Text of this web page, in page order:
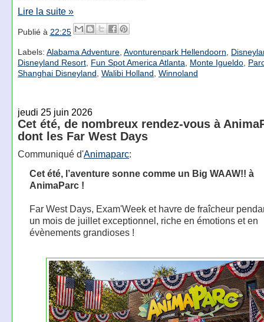
Lire la suite »
Publié à 22:25
Labels: Alabama Adventure, Avonturenpark Hellendoorn
Disneyland Resort, Fun Spot America Atlanta Monte Igueldo,
Shanghai Disneyland Walibi Holland Winnoland
jeudi 25 juin 2026
Cet été, de nombreux rendez-vous à
dont les Far West Days
Communiqué d'Animaparc:
Cet été, l’aventure sonne comme un Big WAAW!! à
AnimaParc !
Far West Days, Exam'Week et havre de fraîcheur
un mois de juillet exceptionnel, riche en émotions et en
évènements grandioses !